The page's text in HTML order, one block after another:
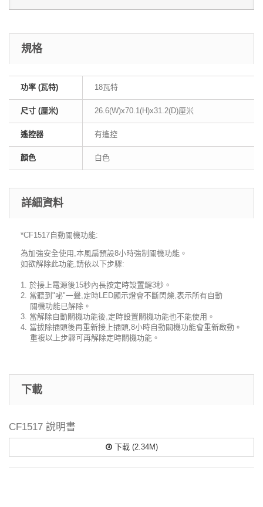
規格
功率 (瓦特) 18瓦特
尺寸 (厘米) 26.6(W)x70.1(H)x31.2(D)厘米
遙控器 有遙控
顏色 白色
詳細資料
*CF1517自動關機功能:
為加強安全使用,本風扇預設8小時強制關機功能。
如欲解除此功能,請依以下步驟:
1. 於接上電源後15秒內長按定時設置鍵3秒。
2. 當聽到"咇"一聲,定時LED顯示燈會不斷閃爍,表示所有自動
關機功能已解除。
3. 當解除自動關機功能後,定時設置關機功能也不能使用。
4. 當拔除插頭後再重新接上插頭,8小時自動關機功能會重新啟動。
重複以上步驟可再解除定時關機功能。
下載
CF1517 說明書
下載 (2.34M)